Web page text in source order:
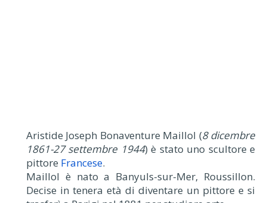
Aristide Joseph Bonaventure Maillol (8 dicembre
1861-27 settembre 1944) è stato uno scultore e
pittore Francese.
Maillol è nato a Banyuls-sur-Mer, Roussillon.
Decise in tenera età di diventare un pittore e si